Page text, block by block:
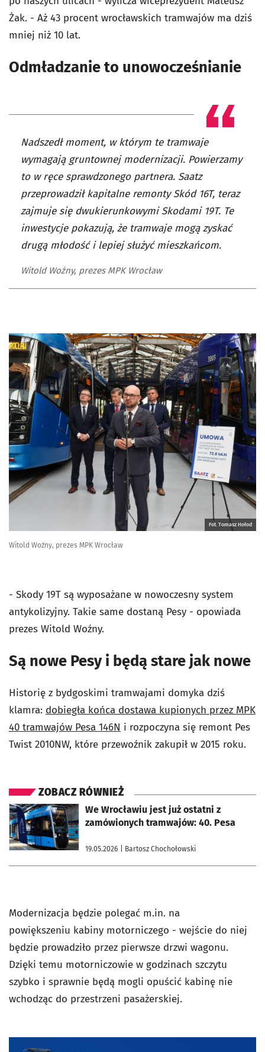
Żak. - Aż 43 procent wrocławskich tramwajów ma dziś
mniej niż 10 lat.
Odmładzanie to unowocześnianie
Nadszedł moment, w którym te tramwaje
wymagają gruntownej modernizacji. Powierzamy
to w ręce sprawdzonego partnera. Saatz
przeprowadził kapitalne remonty Skód 16T, teraz
zajmuje się dwukierunkowymi Skodami 19T. Te
inwestycje pokazują, że tramwaje mogą zyskać
drugą młodość i lepiej służyć mieszkańcom.
Witold Woźny, prezes MPK Wrocław
Fot. Tomasz Hołod
Witold Woźny, prezes MPK Wrocław
- Skody 19T są wyposażane w nowoczesny system
antykolizyjny. Takie same dostaną Pesy - opowiada
prezes Witold Woźny.
Są nowe Pesy i będą stare jak nowe
Historię z bydgoskimi tramwajami domyka dziś
klamra: dobiegła końca dostawa kupionych przez MPK
40 tramwajów Pesa 146N i rozpoczyna się remont Pes
Twist 2010NW, które przewoźnik zakupił w 2015 roku.
ZOBACZ RÓWNIEŻ
We Wrocławiu jest już ostatni z
zamówionych tramwajów: 40. Pesa
19.05.2026 | Bartosz Chochołowski
otworzy się w nowej karcie
Modernizacja będzie polegać m.in. na
powiększeniu kabiny motorniczego - wejście do niej
będzie prowadziło przez pierwsze drzwi wagonu.
Dzięki temu motorniczowie w godzinach szczytu
szybko i sprawnie będą mogli opuścić kabinę nie
wchodząc do przestrzeni pasażerskiej.